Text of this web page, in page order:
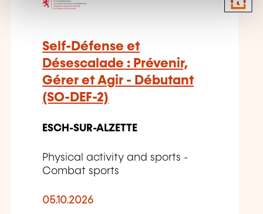
Self-Défense et
Désescalade : Prévenir,
Gérer et Agir - Débutant
(SO-DEF-2)
ESCH-SUR-ALZETTE
Physical activity and sports -
Combat sports
05.10.2026